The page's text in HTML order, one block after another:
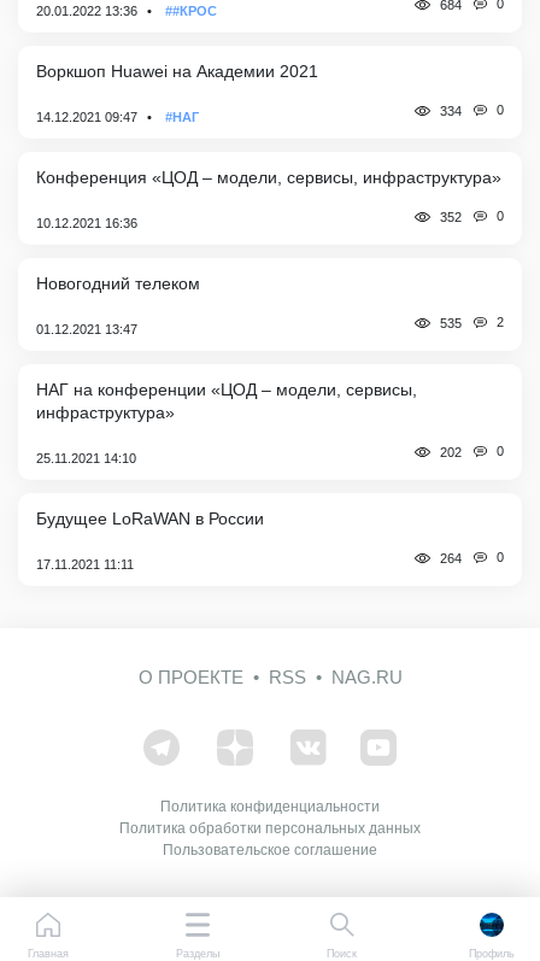
20.01.2022 13:36 ##КРОС 684 0
Воркшоп Huawei на Академии 2021
14.12.2021 09:47 #НАГ 334 0
Конференция «ЦОД – модели, сервисы, инфраструктура»
10.12.2021 16:36 352 0
Новогодний телеком
01.12.2021 13:47 535 2
НАГ на конференции «ЦОД – модели, сервисы,
инфраструктура»
25.11.2021 14:10 202 0
Будущее LoRaWAN в России
17.11.2021 11:11 264 0
Главная Разделы Поиск Профиль
О ПРОЕКТЕ RSS NAG.RU
Политика конфиденциальности
Политика обработки персональных данных
Пользовательское соглашение